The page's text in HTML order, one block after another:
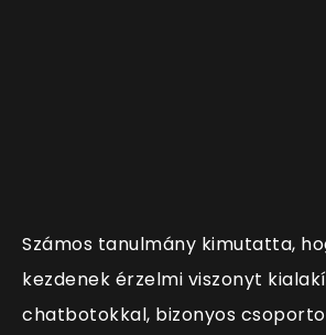
Számos tanulmány kimutatta,
kezdenek érzelmi viszonyt
chatbotokkal, bizonyos